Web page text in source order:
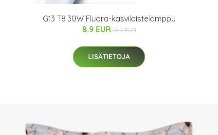
G13 T8 30W Fluora-kasviloistelamppu
8.9 EUR 12.9 EUR
LISÄTIETOJA